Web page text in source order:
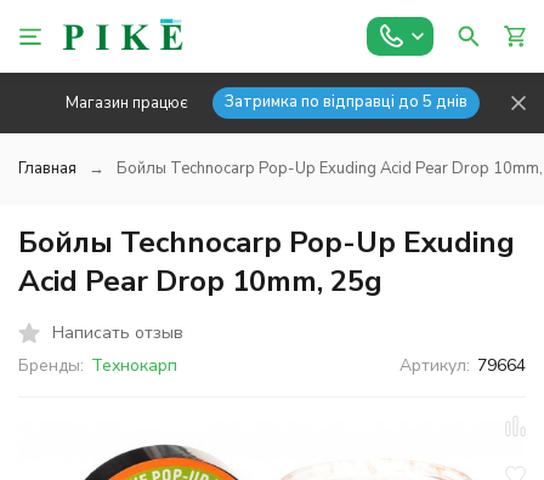
Магазин працює Затримка по відправці до 5 днів
Главная Бойлы Technocarp Pop-Up Exuding Acid Pear Drop
Бойлы Technocarp Pop-Up Exuding
Acid Pear Drop 10mm, 25g
Написать отзыв
Бренды: Технокарп Артикул: 79664